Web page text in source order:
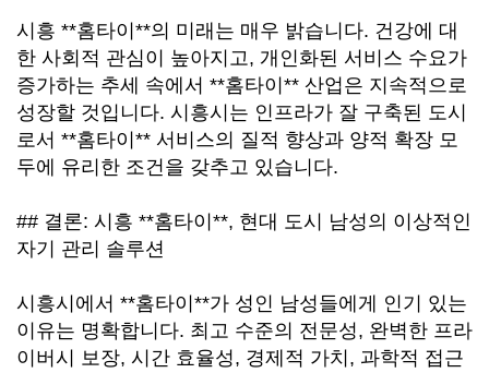
시흥 **홈타이**의 미래는 매우 밝습니다. 건강에 대
한 사회적 관심이 높아지고, 개인화된 서비스 수요가
증가하는 추세 속에서 **홈타이** 산업은 지속적으로
성장할 것입니다. 시흥시는 인프라가 잘 구축된 도시
로서 **홈타이** 서비스의 질적 향상과 양적 확장 모
두에 유리한 조건을 갖추고 있습니다.
## 결론: 시흥 **홈타이**, 현대 도시 남성의 이상적인
자기 관리 솔루션
시흥시에서 **홈타이**가 성인 남성들에게 인기 있는
이유는 명확합니다. 최고 수준의 전문성, 완벽한 프라
이버시 보장, 시간 효율성, 경제적 가치, 과학적 접근